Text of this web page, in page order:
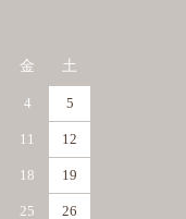
金 土
4 5
11 12
18 19
25 26